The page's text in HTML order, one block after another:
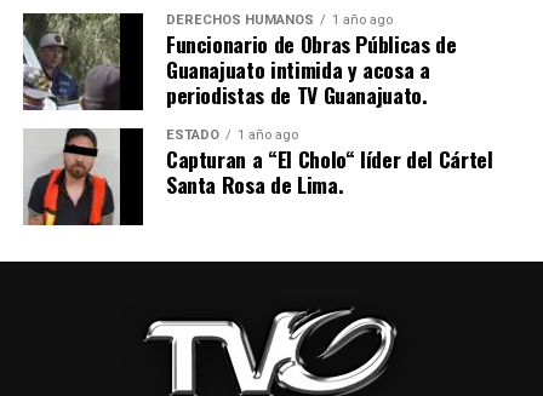
DERECHOS HUMANOS 1 año ago
Funcionario de Obras Públicas de
Guanajuato intimida y acosa a
periodistas de TV Guanajuato.
ESTADO 1 año ago
Capturan a “El Cholo“ líder del Cártel
Santa Rosa de Lima.